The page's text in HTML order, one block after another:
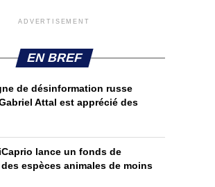
ADVERTISEMENT
EN BREF
de désinformation russe
Attal est apprécié des
lance un fonds de
espèces animales de moins